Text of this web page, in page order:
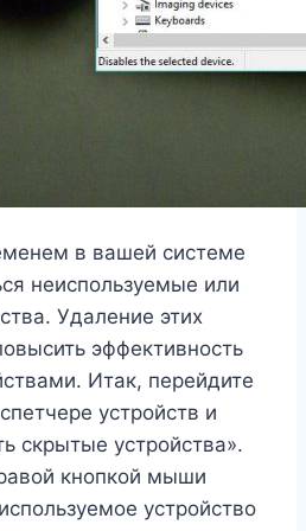
в вашей системе
неиспользуемые или
Удаление этих
эффективность
Итак, перейдите
устройств и
скрытые устройства».
кнопкой мыши
устройство